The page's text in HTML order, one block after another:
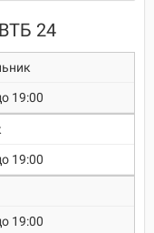
24
19:00
19:00
19:00